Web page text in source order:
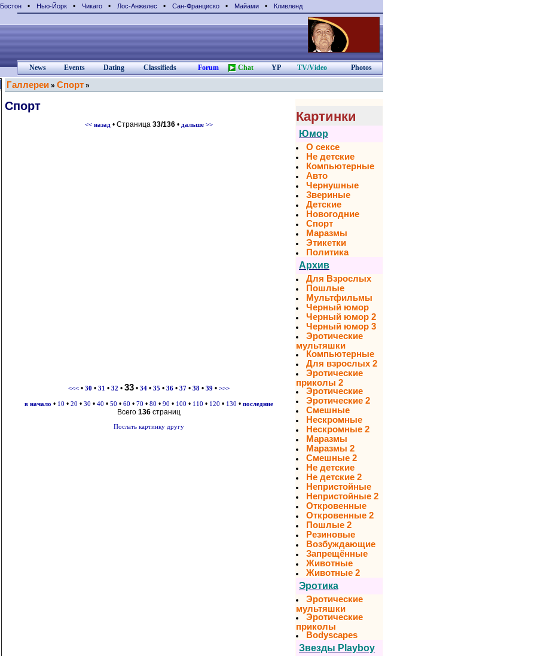
Бостон • Нью-Йорк • Чикаго • Лос-Анжелес • Сан-Франциcко • Майами • Кливленд
News Events Dating Classifieds Forum Chat YP TV/Video Photos
Галлереи » Спорт »
Спорт
<< назад• Страница 33/136• дальше >>
<<<• 30 • 31 • 32 • 33• 34• 35 • 36• 37• 38• 39 • >>>
в начало • 10 • 20 • 30 • 40 • 50 • 60 • 70 • 80 • 90 • 100 • 110 • 120 • 130 • последние
Всего 136страниц
Послать картинку другу
Картинки
Юмор
О сексе
Не детские
Компьютерные
Авто
Чернушные
Звериные
Детские
Новогодние
Спорт
Маразмы
Этикетки
Политика
Архив
Для Взрослых
Пошлые
Мультфильмы
Черный юмор
Черный юмор 2
Черный юмор 3
Эротические
мультяшки
Компьютерные
Для взрослых 2
Эротические
приколы 2
Эротические
Эротические 2
Смешные
Нескромные
Нескромные 2
Маразмы
Маразмы 2
Смешные 2
Не детские
Не детские 2
Непристойные
Непристойные 2
Откровенные
Откровенные 2
Пошлые 2
Резиновые
Возбуждающие
Запрещённые
Животные
Животные 2
Эротика
Эротические
мультяшки
Эротические
приколы
Bodyscapes
Звезды Playboy